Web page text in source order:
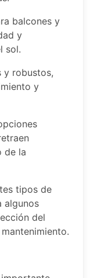
balcones y
y
sol.
y robustos,
y
de la
tipos de
algunos
del